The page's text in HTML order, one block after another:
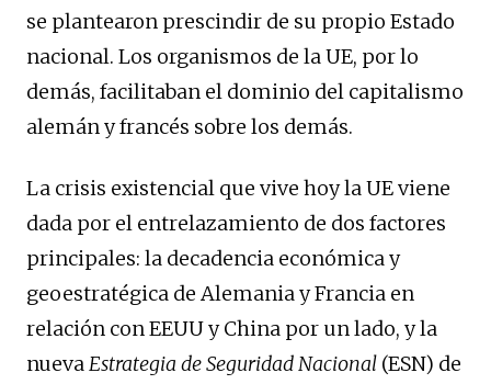
se plantearon prescindir de su propio Estado
nacional. Los organismos de la UE, por lo
demás, facilitaban el dominio del capitalismo
alemán y francés sobre los demás.
La crisis existencial que vive hoy la UE viene
dada por el entrelazamiento de dos factores
principales: la decadencia económica y
geoestratégica de Alemania y Francia en
relación con EEUU y China por un lado, y la
nuevaEstrategia de Seguridad Nacional (ESN) de